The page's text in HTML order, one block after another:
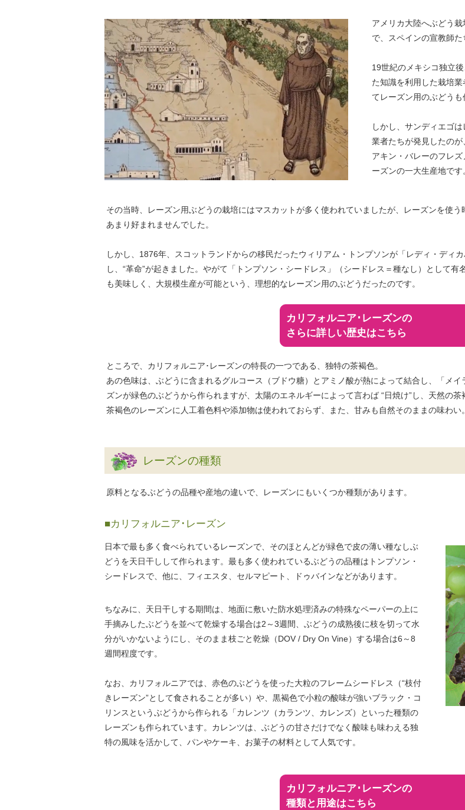
アメリカ大陸へぶどう
で、スペインの宣教師た
19世紀のメキシコ独立
た知識を利用した栽培
てレーズン用のぶどうも
しかし、サンディエゴ
業者たちが発見したの
アキン・バレーのフレ
ーズンの一大生産地です
その当時、レーズン用ぶどうの栽培にはマスカットが多く使われていましたが、レーズンを使
あまり好まれませんでした。
しかし、1876年、スコットランドからの移民だったウィリアム・トンプソンが「レディ・ディ
し、“革命”が起きました。やがて「トンプソン・シードレス」（シードレス＝種なし）として
も美味しく、大規模生産が可能という、理想的なレーズン用のぶどうだったのです。
カリフォルニア･レーズンの
さらに詳しい歴史はこちら
ところで、カリフォルニア･レーズンの特長の一つである、独特の茶褐色。
あの色味は、ぶどうに含まれるグルコース（ブドウ糖）とアミノ酸が熱によって結合し、「メ
ズンが緑色のぶどうから作られますが、太陽のエネルギーによって言わば “日焼け”し、天然の茶
茶褐色のレーズンに人工着色料や添加物は使われておらず、また、甘みも自然そのままの味わい
レーズンの種類
原料となるぶどうの品種や産地の違いで、レーズンにもいくつか種類があります。
■カリフォルニア･レーズン
日本で最も多く食べられているレーズンで、そのほとんどが緑色で皮の薄い種なしぶ
どうを天日干しして作られます。最も多く使われているぶどうの品種はトンプソン・
シードレスで、他に、フィエスタ、セルマピート、ドゥバインなどがあります。
ちなみに、天日干しする期間は、地面に敷いた防水処理済みの特殊なペーパーの上に
手摘みしたぶどうを並べて乾燥する場合は2～3週間、ぶどうの成熟後に枝を切って水
分がいかないようにし、そのまま枝ごと乾燥（DOV / Dry On Vine）する場合は6～8
週間程度です。
なお、カリフォルニアでは、赤色のぶどうを使った大粒のフレームシードレス（“枝付
きレーズン”として食されることが多い）や、黒褐色で小粒の酸味が強いブラック・コ
リンスというぶどうから作られる「カレンツ（カランツ、カレンズ）といった種類の
レーズンも作られています。カレンツは、ぶどうの甘さだけでなく酸味も味わえる独
特の風味を活かして、パンやケーキ、お菓子の材料として人気です。
カリフォルニア･レーズンの
種類と用途はこちら